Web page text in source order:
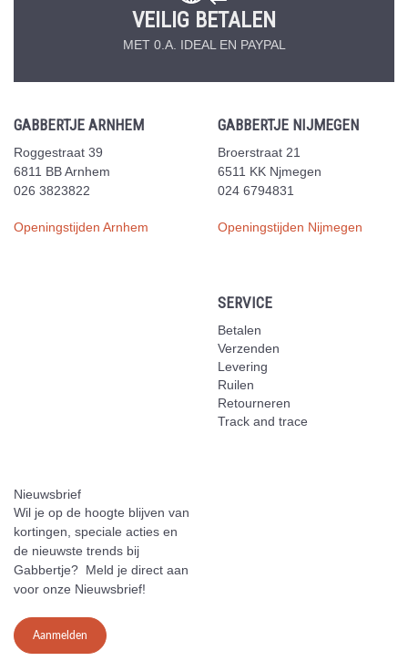
VEILIG BETALEN
MET 0.A. IDEAL EN PAYPAL
GABBERTJE ARNHEM
Roggestraat 39
6811 BB Arnhem
026 3823822
Openingstijden Arnhem
GABBERTJE NIJMEGEN
Broerstraat 21
6511 KK Njmegen
024 6794831
Openingstijden Nijmegen
SERVICE
Betalen
Verzenden
Levering
Ruilen
Retourneren
Track and trace
Nieuwsbrief
Wil je op de hoogte blijven van
kortingen, speciale acties en
de nieuwste trends bij
Gabbertje? Meld je direct aan
voor onze Nieuwsbrief!
Aanmelden